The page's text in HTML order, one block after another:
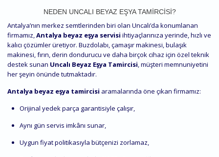
NEDEN UNCALI BEYAZ EŞYA TAMIRCISI?
Antalya’nın merkez semtlerinden biri olan Uncalı’da konumlanan
firmamız,Antalya beyaz eşya servisi ihtiyaçlarınıza yerinde, hızlı ve
kalıcı çözümler üretiyor. Buzdolabı, çamaşır makinesi, bulaşık
makinesi, fırın, derin dondurucu ve daha birçok cihaz için özel teknik
destek sunan Uncalı Beyaz Eşya Tamircisi, müşteri memnuniyetini
her şeyin önünde tutmaktadır.
Antalya beyaz eşya tamircisi aramalarında öne çıkan firmamız:
Orijinal yedek parça garantisiyle çalışır,
Aynı gün servis imkânı sunar,
Uygun fiyat politikasıyla bütçenizi zorlamaz,